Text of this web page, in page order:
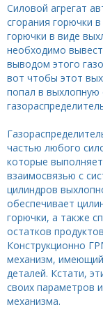
Силовой агрегат
сгорания горючки
горючки в виде
необходимо
выводом этого
вот чтобы этот
попал в выхлопную
частью любого
которые
взаимосвязью с
цилиндров
обеспечивает
горючки, а также
остатков
Конструкционно
механизм,
деталей. Кстати,
своих параметров
механизма.